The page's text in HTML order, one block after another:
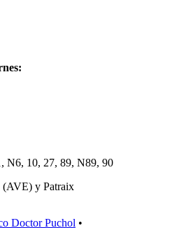
N6, 10, 27, 89, N89, 90
(AVE) y Patraix
Doctor Puchol •